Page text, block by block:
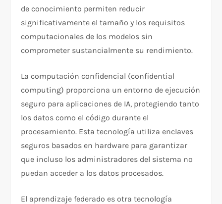
de conocimiento permiten reducir
significativamente el tamaño y los requisitos
computacionales de los modelos sin
comprometer sustancialmente su rendimiento.
La computación confidencial (confidential
computing) proporciona un entorno de ejecución
seguro para aplicaciones de IA, protegiendo tanto
los datos como el código durante el
procesamiento. Esta tecnología utiliza enclaves
seguros basados en hardware para garantizar
que incluso los administradores del sistema no
puedan acceder a los datos procesados.
El aprendizaje federado es otra tecnología